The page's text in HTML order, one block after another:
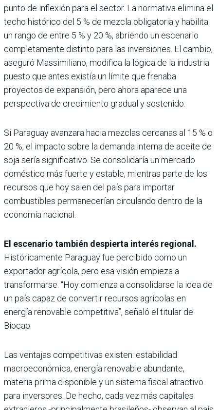
punto de inflexión para el sector. La normativa elimina el
techo histórico del 5 % de mezcla obligatoria y habilita
un rango de entre 5 % y 20 %, abriendo un escenario
completamente distinto para las inversiones. El cambio,
aseguró Massimiliano, modifica la lógica de la industria
puesto que antes existía un límite que frenaba
proyectos de expansión, pero ahora aparece una
perspectiva de crecimiento gradual y sostenido.
Si Paraguay avanzara hacia mezclas cercanas al 15 % o
20 %, el impacto sobre la demanda interna de aceite de
soja sería significativo. Se consolidaría un mercado
doméstico más fuerte y estable, mientras parte de los
recursos que hoy salen del país para importar
combustibles permanecerían circulando dentro de la
economía nacional.
El escenario también despierta interés regional.
Históricamente Paraguay fue percibido como un
exportador agrícola, pero esa visión empieza a
transformarse. “Hoy comienza a consolidarse la idea de
un país capaz de convertir recursos agrícolas en
energía renovable competitiva”, señaló el titular de
Biocap.
Las ventajas competitivas existen: estabilidad
macroeconómica, energía renovable abundante,
materia prima disponible y un sistema fiscal atractivo
para inversores. De hecho, cada vez más capitales